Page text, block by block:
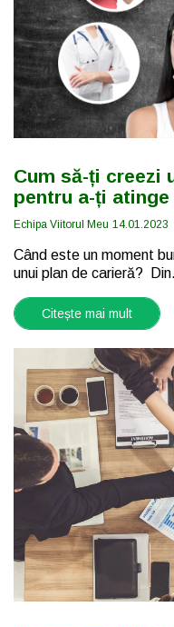
Cum să-ți creezi
pentru a-ți
Echipa Viitorul Meu 14.01.2023
Când este un moment
unui plan de carieră?
Citește mai mult